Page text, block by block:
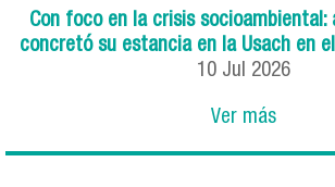
Con foco en la crisis socioambiental:
concretó su estancia en la Usach en
10 Jul 2026
Ver más